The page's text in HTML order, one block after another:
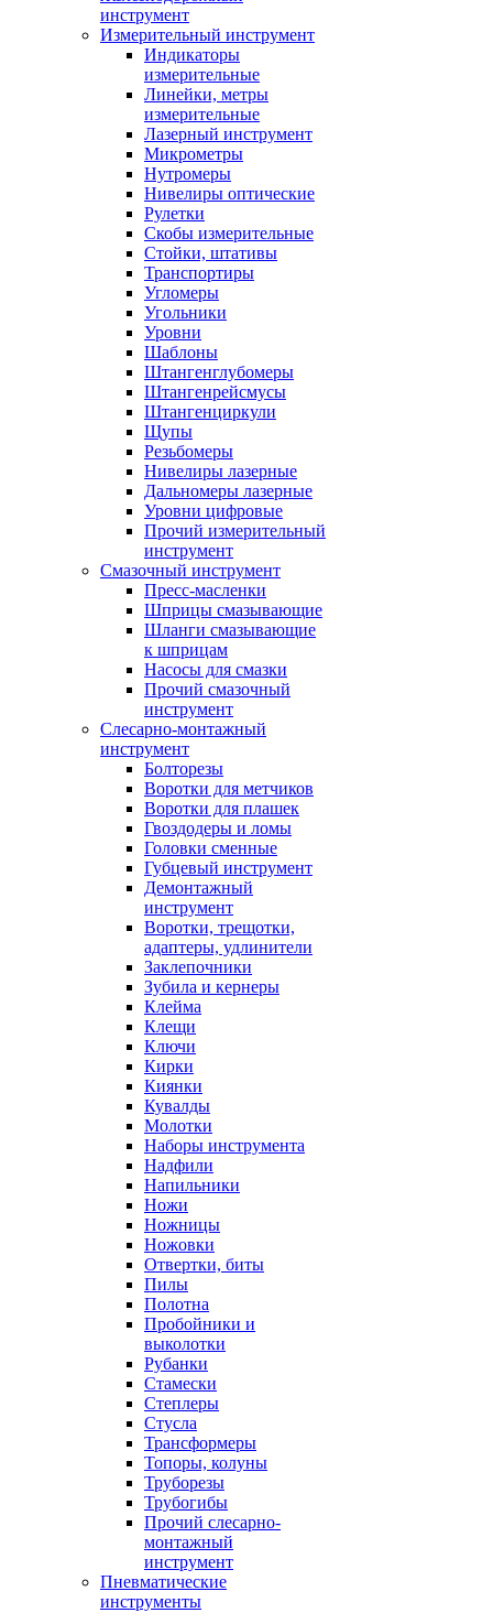
инструмент
Измерительный инструмент
Индикаторы
измерительные
Линейки, метры
измерительные
Лазерный инструмент
Микрометры
Нутромеры
Нивелиры оптические
Рулетки
Скобы измерительные
Стойки, штативы
Транспортиры
Угломеры
Угольники
Уровни
Шаблоны
Штангенглубомеры
Штангенрейсмусы
Штангенциркули
Щупы
Резьбомеры
Нивелиры лазерные
Дальномеры лазерные
Уровни цифровые
Прочий измерительный
инструмент
Смазочный инструмент
Пресс-масленки
Шприцы смазывающие
Шланги смазывающие
к шприцам
Насосы для смазки
Прочий смазочный
инструмент
Слесарно-монтажный
инструмент
Болторезы
Воротки для метчиков
Воротки для плашек
Гвоздодеры и ломы
Головки сменные
Губцевый инструмент
Демонтажный
инструмент
Воротки, трещотки,
адаптеры, удлинители
Заклепочники
Зубила и кернеры
Клейма
Клещи
Ключи
Кирки
Киянки
Кувалды
Молотки
Наборы инструмента
Надфили
Напильники
Ножи
Ножницы
Ножовки
Отвертки, биты
Пилы
Полотна
Пробойники и
выколотки
Рубанки
Стамески
Степлеры
Стусла
Трансформеры
Топоры, колуны
Труборезы
Трубогибы
Прочий слесарно-
монтажный
инструмент
Пневматические
инструменты